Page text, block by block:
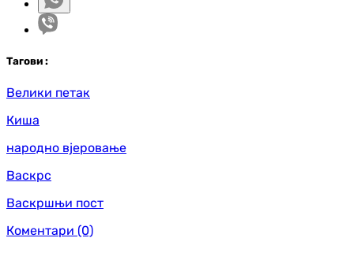
Тагови :
Велики петак
Киша
народно вјеровање
Васкрс
Васкршњи пост
Коментари (0)